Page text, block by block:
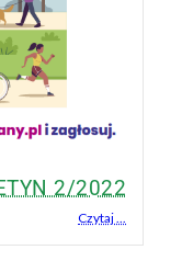
2/2022
Czytaj ...